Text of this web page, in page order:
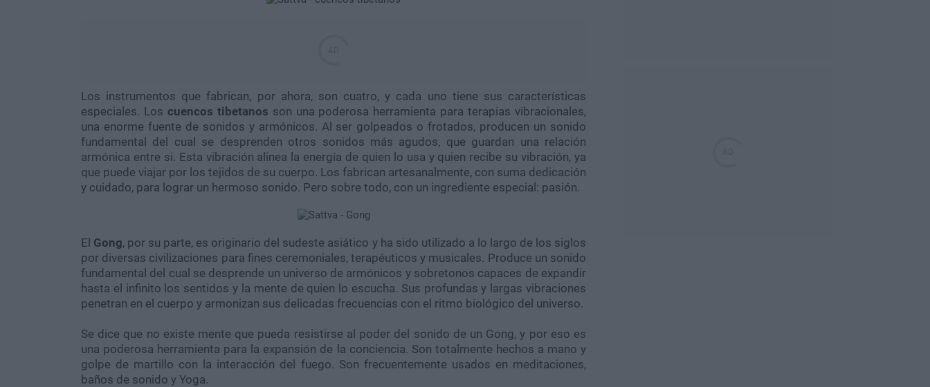
Los instrumentos que fabrican, por ahora, son cuatro, y cada uno tiene sus características
especiales. Los cuencos tibetanos son una poderosa herramienta para terapias vibracionales,
una enorme fuente de sonidos y armónicos. Al ser golpeados o frotados, producen un sonido
fundamental del cual se desprenden otros sonidos más agudos, que guardan una relación
armónica entre si. Esta vibración alinea la energía de quien lo usa y quien recibe su vibración, ya
que puede viajar por los tejidos de su cuerpo. Los fabrican artesanalmente, con suma dedicación
y cuidado, para lograr un hermoso sonido. Pero sobre todo, con un ingrediente especial: pasión.
El Gong, por su parte, es originario del sudeste asiático y ha sido utilizado a lo largo de los siglos
por diversas civilizaciones para fines ceremoniales, terapéuticos y musicales. Produce un sonido
fundamental del cual se desprende un universo de armónicos y sobretonos capaces de expandir
hasta el infinito los sentidos y la mente de quien lo escucha. Sus profundas y largas vibraciones
penetran en el cuerpo y armonizan sus delicadas frecuencias con el ritmo biológico del universo.
Se dice que no existe mente que pueda resistirse al poder del sonido de un Gong, y por eso es
una poderosa herramienta para la expansión de la conciencia. Son totalmente hechos a mano y
golpe de martillo con la interacción del fuego. Son frecuentemente usados en meditaciones,
baños de sonido y Yoga.